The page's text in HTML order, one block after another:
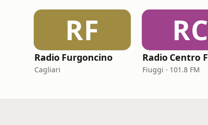
RF
Radio Furgoncino
Cagliari
RC
Fiuggi · 101.8 FM